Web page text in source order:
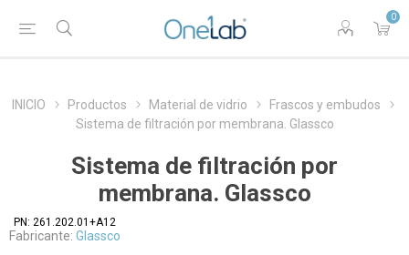
0
INICIO Productos Material de vidrio
Frascos y embudos
Sistema de filtración por membrana. Glassco
Sistema de filtración por
membrana. Glassco
PN: 261.202.01+A12
Fabricante: Glassco